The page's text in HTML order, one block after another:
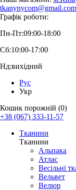
tkanynycom@gmail.com
Графік роботи:
Пн-Пт:09:00-18:00
Сб:10:00-17:00
Нд:вихідний
Рус
Укр
Кошик порожній (0)
+38 (067) 333-11-57
Тканини
Тканини
Альпака
Атлас
Весільні
Вельвет
Велюр